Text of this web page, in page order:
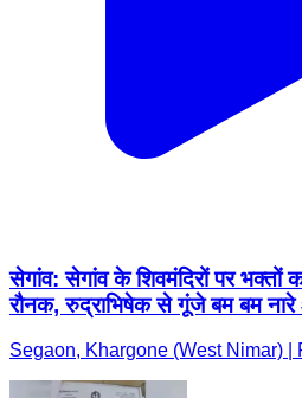
सेगांव: सेगांव के शिवमंदिरों पर भक्तों
रौनक, रुद्राभिषेक से गूंजे बम बम नारे
Segaon, Khargone (West Nimar) |